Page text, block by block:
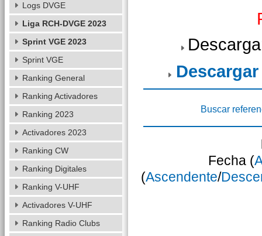
Buscar
Fecha (
(Ascendente/
Logs DVGE
Liga RCH-DVGE 2023
Sprint VGE 2023
Sprint VGE
Ranking General
Ranking Activadores
Ranking 2023
Activadores 2023
Ranking CW
Ranking Digitales
Ranking V-UHF
Activadores V-UHF
Ranking Radio Clubs